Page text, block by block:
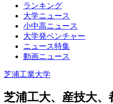
ランキング
大学ニュース
小中高ニュース
大学発ベンチャー
ニュース特集
動画ニュース
芝浦工業大学
芝浦工大、産技大